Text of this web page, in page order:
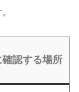
認する場所